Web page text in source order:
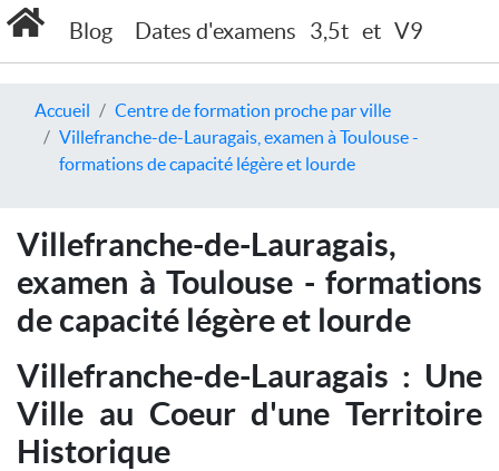
Blog Dates d'examens 3,5t et V9
Accueil
Centre de formation proche par ville
Villefranche-de-Lauragais, examen à Toulouse -
formations de capacité légère et lourde
Villefranche-de-Lauragais,
examen à Toulouse - formations
de capacité légère et lourde
Villefranche-de-Lauragais : Une
Ville au Coeur d'une Territoire
Historique